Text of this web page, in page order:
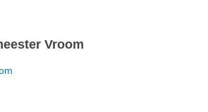
Vroom